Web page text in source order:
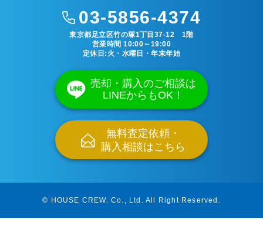
03-5856-4374
東京都足立区竹の塚1丁目37-12 1階
営業時間 10:00～19:00
定休日:火・水曜日・年末年始
売却・購入のご相談は
LINEからもOK！
無料査定依頼・
購入相談はこちら
© HOUSE CREW. Co., Ltd. All Right Reserved.